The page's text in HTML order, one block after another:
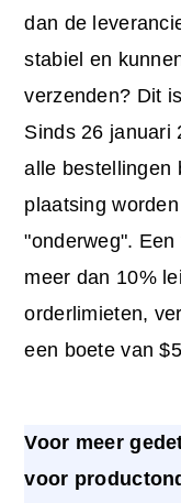
dan de
stabiel en
verzenden? Dit
Sinds 26 januari
alle bestellingen
plaatsing
"onderweg".
meer dan 10%
orderlimieten,
een boete van
Voor meer
voor